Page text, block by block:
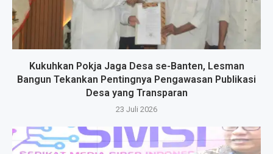
Kukuhkan Pokja Jaga Desa se-Banten, Lesman
Bangun Tekankan Pentingnya Pengawasan Publikasi
Desa yang Transparan
23 Juli 2026